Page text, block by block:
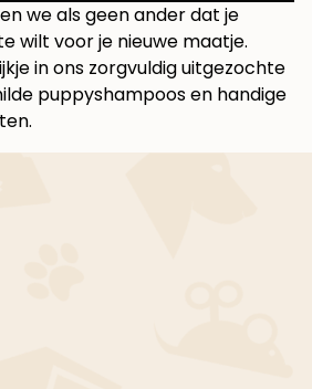
we als geen ander dat je
wilt voor je nieuwe maatje.
in ons zorgvuldig uitgezochte
puppyshampoos en handige
.